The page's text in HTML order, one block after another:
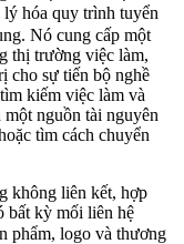
hóa quy trình tuyển
Nó cung cấp một
thị trường việc làm,
cho sự tiến bộ nghề
kiếm việc làm và
nguồn tài nguyên
tìm cách chuyển
không liên kết, hợp
bất kỳ mối liên hệ
phẩm, logo và thương